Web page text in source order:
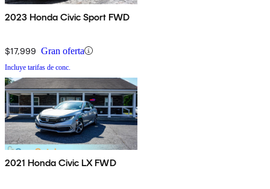
2023 Honda Civic Sport FWD
$17,999 Gran oferta
Incluye tarifas de conc.
2021 Honda Civic LX FWD